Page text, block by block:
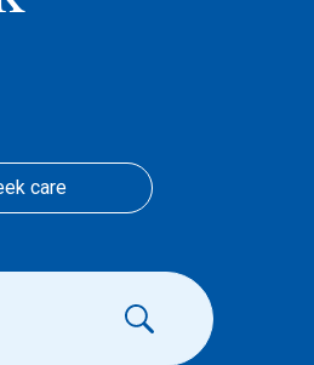
care